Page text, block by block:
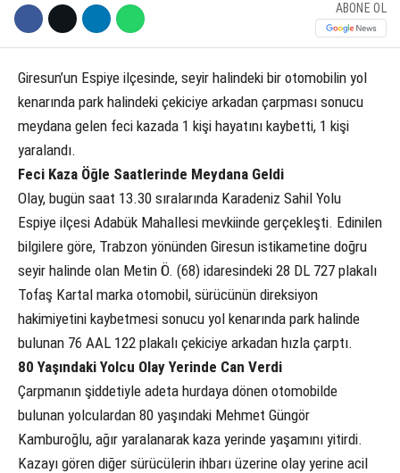
WhatsApp İhbar Hattı
Instagram
Youtube
KÜLTÜR SANAT
SERVISLER
ABONE OL
Giresun’un Espiye ilçesinde, seyir halindeki bir otomobilin yol
kenarında park halindeki çekiciye arkadan çarpması sonucu
meydana gelen feci kazada 1 kişi hayatını kaybetti, 1 kişi
yaralandı.
Feci Kaza Öğle Saatlerinde Meydana Geldi
Olay, bugün saat 13.30 sıralarında Karadeniz Sahil Yolu
Espiye ilçesi Adabük Mahallesi mevkiinde gerçekleşti. Edinilen
bilgilere göre, Trabzon yönünden Giresun istikametine doğru
seyir halinde olan Metin Ö. (68) idaresindeki 28 DL 727 plakalı
Tofaş Kartal marka otomobil, sürücünün direksiyon
hakimiyetini kaybetmesi sonucu yol kenarında park halinde
bulunan 76 AAL 122 plakalı çekiciye arkadan hızla çarptı.
80 Yaşındaki Yolcu Olay Yerinde Can Verdi
Çarpmanın şiddetiyle adeta hurdaya dönen otomobilde
bulunan yolculardan 80 yaşındaki Mehmet Güngör
Kamburoğlu, ağır yaralanarak kaza yerinde yaşamını yitirdi.
Kazayı gören diğer sürücülerin ihbarı üzerine olay yerine acil